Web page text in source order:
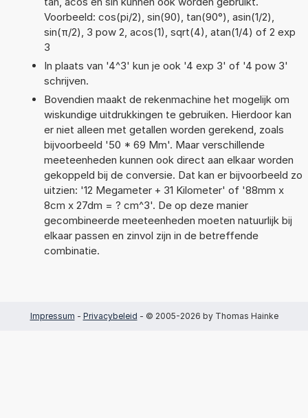
Voorbeeld: cos(pi/2), sin(90), tan(90°), asin(1/2),
sin(π/2), 3 pow 2, acos(1), sqrt(4), atan(1/4) of 2 exp
3
In plaats van '4^3' kun je ook '4 exp 3' of '4 pow 3'
schrijven.
Bovendien maakt de rekenmachine het mogelijk om
wiskundige uitdrukkingen te gebruiken. Hierdoor kan
er niet alleen met getallen worden gerekend, zoals
bijvoorbeeld '50 * 69 Mm'. Maar verschillende
meeteenheden kunnen ook direct aan elkaar worden
gekoppeld bij de conversie. Dat kan er bijvoorbeeld zo
uitzien: '12 Megameter + 31 Kilometer' of '88mm x
8cm x 27dm = ? cm^3'. De op deze manier
gecombineerde meeteenheden moeten natuurlijk bij
elkaar passen en zinvol zijn in de betreffende
combinatie.
Impressum - Privacybeleid - © 2005-2026 by Thomas Hainke